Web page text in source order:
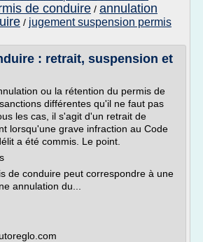
de conduire / annulation
/ jugement suspension permis
: retrait, suspension et
ou la rétention du permis de
différentes qu'il ne faut pas
les cas, il s'agit d'un retrait de
lorsqu'une grave infraction au Code
a été commis. Le point.
de conduire peut correspondre à une
annulation du...